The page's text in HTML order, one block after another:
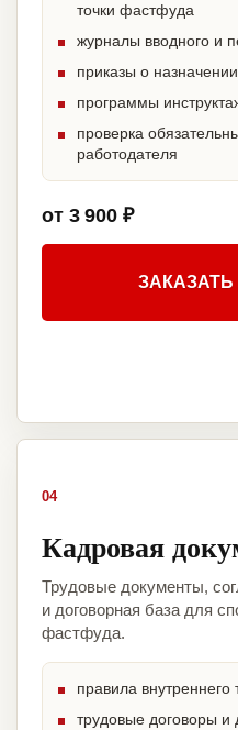
точки фастфуда
журналы вводного и
приказы о
программы
проверка
работодателя
от 3 900 ₽
04
Кадровая
Трудовые документы,
и договорная база для
фастфуда.
правила внутреннего
трудовые договоры и